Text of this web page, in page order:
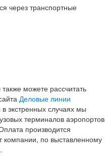
через транспортные
можете рассчитать
Деловые линии
экстренных случаях мы
терминалов аэропортов
производится
по выставленному